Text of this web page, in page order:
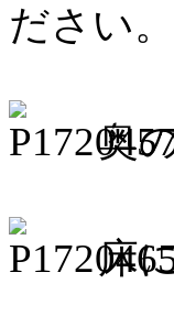
ださい。
奥
床